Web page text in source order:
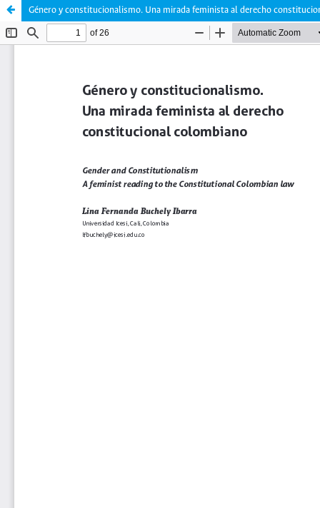
Género y constitucionalismo. Una mirada feminista al derecho